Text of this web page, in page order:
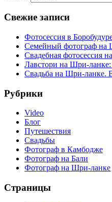
Свежие записи
Фотосессия в
Семейный фотограф на
Свадебная фотосессия
Лавстори на Шри-
Свадьба на Шри-ланке.
Рубрики
Video
Блог
Путешествия
Свадьбы
Фотограф в Камбодже
Фотограф на Бали
Фотограф на Шри-ланке
Страницы